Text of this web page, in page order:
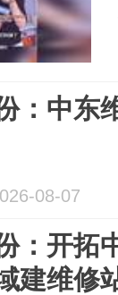
：中东
08-07
：开拓
建维修